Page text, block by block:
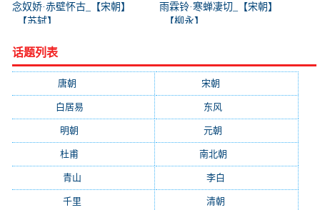
念奴娇·赤壁怀古_【宋朝】
_【苏轼】
雨霖铃·寒蝉凄切_【宋朝】
_【柳永】
话题列表
唐朝 宋朝
白居易 东风
明朝 元朝
杜甫 南北朝
青山 李白
千里 清朝